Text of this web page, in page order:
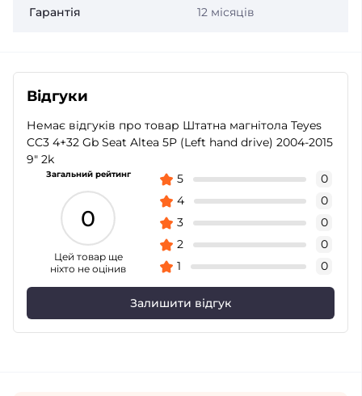
Гарантія 12 місяців
Відгуки
Немає відгуків про товар Штатна магнітола Teyes
CC3 4+32 Gb Seat Altea 5P (Left hand drive) 2004-2015
9" 2k
Загальний рейтинг
0
Цей товар ще
ніхто не оцінив
5
0
4
0
3
0
2
0
1
0
Залишити відгук